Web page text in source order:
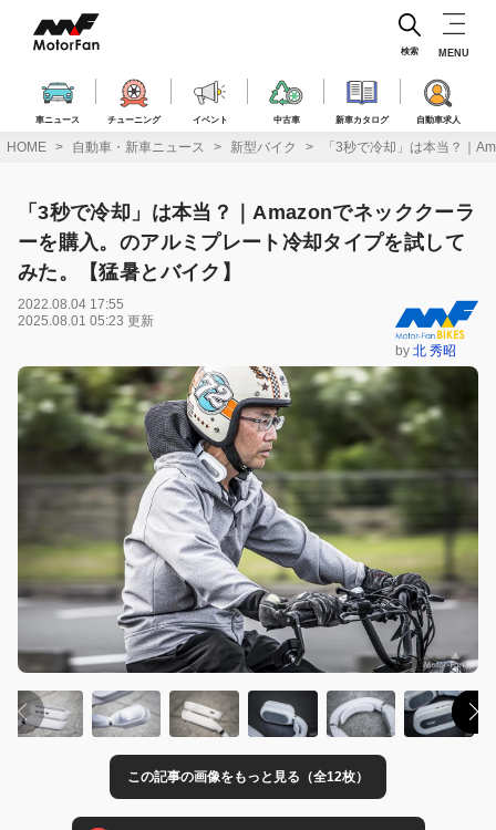
ス
車ニュース チューニング イベント 中古車 新車カタログ 自動車求人
検索 MENU
HOME 自動車・新車ニュース 新型バイク 「3秒で冷却」は本当？｜
「3秒で冷却」は本当？｜Amazonでネッククーラ
ーを購入。のアルミプレート冷却タイプを試して
みた。【猛暑とバイク】
2022.08.04 17:55
2025.08.01 05:23 更新
by北 秀昭
この記事の画像をもっと見る（全12枚）